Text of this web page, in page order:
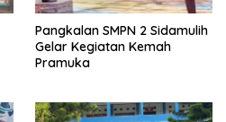
Pangkalan SMPN 2 Sidamulih
Gelar Kegiatan Kemah
Pramuka